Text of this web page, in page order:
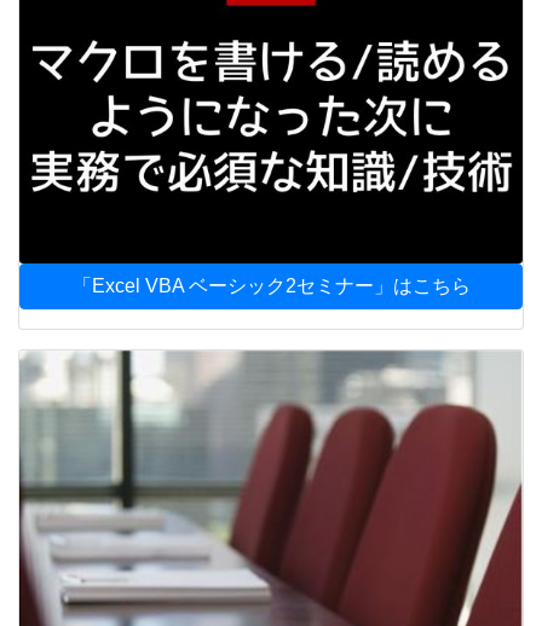
「Excel VBA ベーシック2セミナー」はこちら